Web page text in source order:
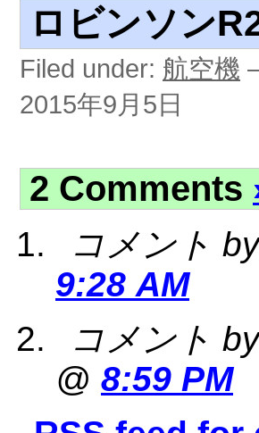
ロビンソン
Filed under: 航空機
2015年9月5日
2 Comments
コメント
9:28 AM
コメント
@ 8:59 PM